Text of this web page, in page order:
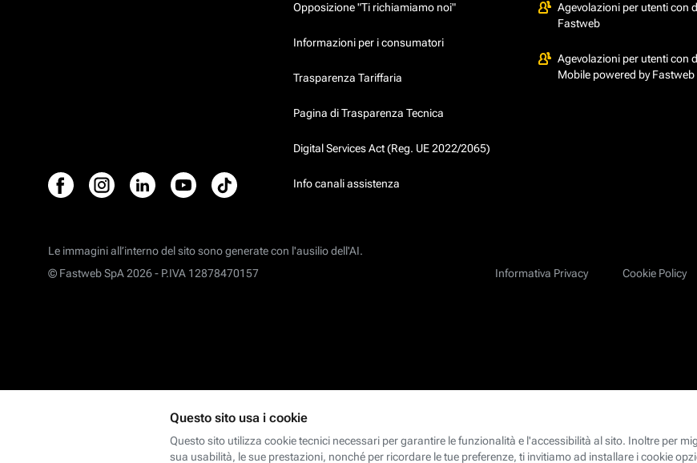
Opposizione "Ti richiamiamo noi"
Informazioni per i consumatori
Trasparenza Tariffaria
Pagina di Trasparenza Tecnica
Digital Services Act (Reg. UE 2022/2065)
Info canali assistenza
Agevolazioni per utenti con
Fastweb
Agevolazioni per utenti con
Mobile powered by Fastweb
Le immagini all’interno del sito sono generate con l'ausilio dell'AI.
Informativa Privacy
Cookie Policy
© Fastweb SpA 2026 - P.IVA 12878470157